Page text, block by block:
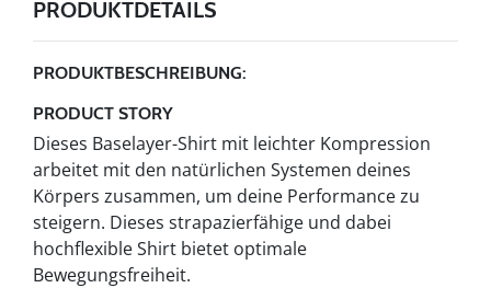
PRODUKTDETAILS
PRODUKTBESCHREIBUNG:
PRODUCT STORY
Dieses Baselayer-Shirt mit leichter Kompression
arbeitet mit den natürlichen Systemen deines
Körpers zusammen, um deine Performance zu
steigern. Dieses strapazierfähige und dabei
hochflexible Shirt bietet optimale
Bewegungsfreiheit.